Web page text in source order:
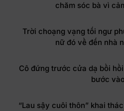
chăm sóc bà vì
Trời choạng vạng tối ngư
nữ đó về đến nhà
Cô đứng trước cửa dạ bồi
bước
“Lau sậy cuôi thôn” khai